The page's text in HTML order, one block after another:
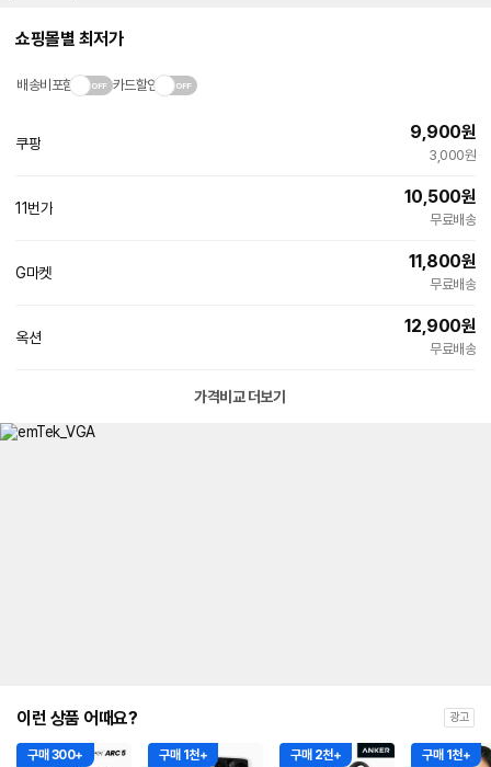
쇼핑몰별 최저가
배송비포함 카드할인
쿠팡
9,900원
3,000원
11번가
10,500원
무료배송
G마켓
11,800원
무료배송
옥션
12,900원
무료배송
가격비교 더보기
이런 상품 어때요? 광고
구매 300+ 구매 1천+ 구매 2천+ 구매 1천+